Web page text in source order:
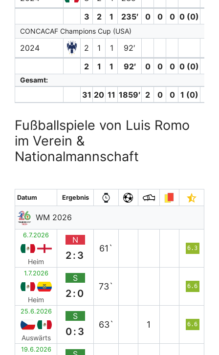
3
2 1 235′ 0 0 0 0 (0)
CONCACAF Champions Cup (USA)
2024 2 1 1
92′
2
1 1 92′ 0 0 0 0 (0)
Gesamt:
31 20 11 1859′ 2 0 0 1 (0)
Fußballspiele von Luis Romo
im Verein &
Nationalmannschaft
Datum Ergebnis
WM 2026
6.7.2026
Heim
N
2:3
61` 6.3
1.7.2026
Heim
S
2:0
73` 6.6
25.6.2026
Auswärts
S
0:3
63` 1 6.6
19.6.2026